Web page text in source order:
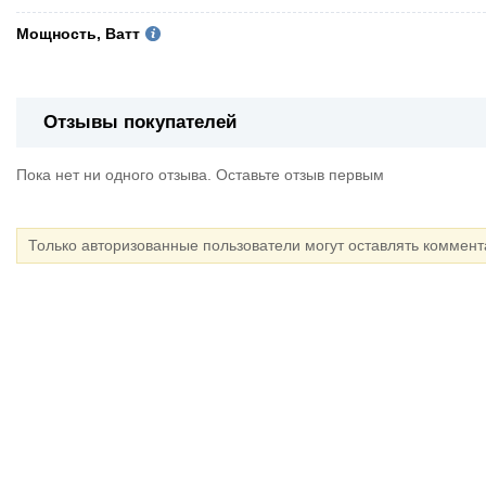
Мощность, Ватт
Отзывы покупателей
Пока нет ни одного отзыва. Оставьте отзыв первым
Только авторизованные пользователи могут оставлять